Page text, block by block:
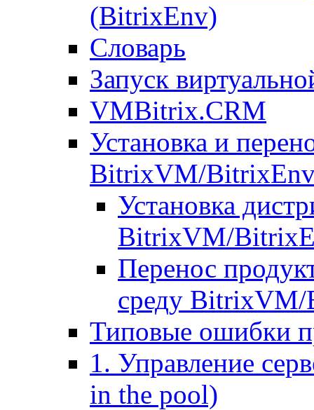
(BitrixEnv)
Словарь
Запуск
VMBitrix.CRM
Установка и
BitrixVM/
Установка
BitrixVM/
Перенос
среду
Типовые ошибки
1. Управление
in the pool)